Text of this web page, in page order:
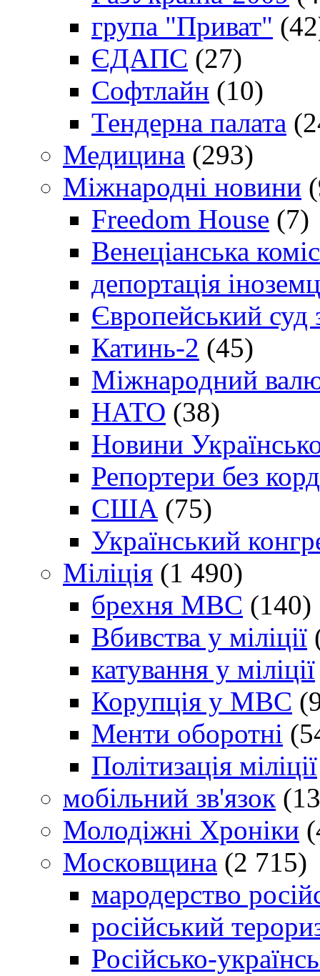
група "Приват"
ЄДАПС (27)
Софтлайн (10)
Тендерна палата
Медицина (293)
Міжнародні новини
Freedom House (7)
Венеціанська
депортація
Європейський
Катинь-2 (45)
Міжнародний
НАТО (38)
Новини
Репортери без
США (75)
Український
Міліція (1 490)
брехня МВС (140)
Вбивства у міліції
катування у міліції
Корупція у МВС
Менти оборотні
Політизація міліції
мобільний зв'язок
Молодіжні Хроніки
Московщина (2 715)
мародерство
російський
Російсько-